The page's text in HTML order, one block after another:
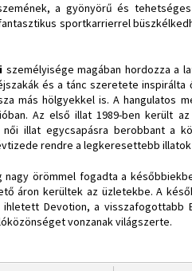
a gyönyörű és
sportkarrierrel
személyisége magában hordozza a
és a tánc szeretete
más hölgyekkel is. A hangulatos
Az első illat 1989-ben került
illat egycsapásra berobbant a
rendre a legkeresettebb
nagy örömmel fogadta a
áron kerültek az üzletekbe. A
ihletett Devotion, a visszafogottabb
vonzanak világszerte.